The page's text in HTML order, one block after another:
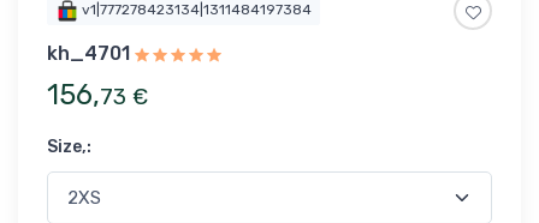
v1|777278423134|1311484197384
kh_4701
156,73 €
Size,: